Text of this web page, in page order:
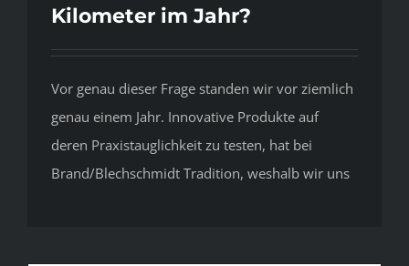
Kilometer im Jahr?
Vor genau dieser Frage standen wir vor ziemlich
genau einem Jahr. Innovative Produkte auf
deren Praxistauglichkeit zu testen, hat bei
Brand/Blechschmidt Tradition, weshalb wir uns